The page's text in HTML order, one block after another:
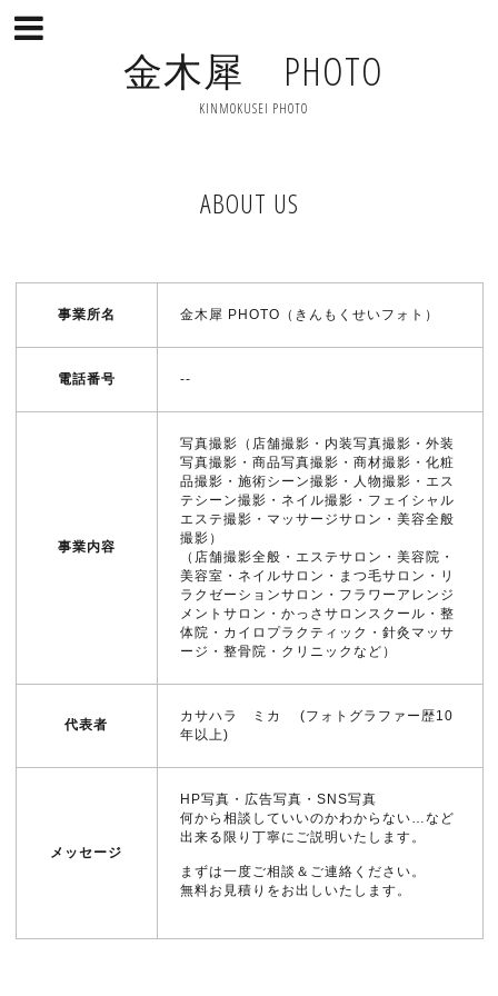
金木犀 PHOTO
KINMOKUSEI PHOTO
ABOUT US
事業所名 金木犀 PHOTO（きんもくせいフォト）
電話番号 --
事業内容
写真撮影（店舗撮影・内装写真撮影・外装
写真撮影・商品写真撮影・商材撮影・化粧
品撮影・施術シーン撮影・人物撮影・エス
テシーン撮影・ネイル撮影・フェイシャル
エステ撮影・マッサージサロン・美容全般
撮影）
（店舗撮影全般・エステサロン・美容院・
美容室・ネイルサロン・まつ毛サロン・リ
ラクゼーションサロン・フラワーアレンジ
メントサロン・かっさサロンスクール・整
体院・カイロプラクティック・針灸マッサ
ージ・整骨院・クリニックなど）
代表者
カサハラ ミカ (フォトグラファー歴10
年以上)
メッセージ
HP写真・広告写真・SNS写真
何から相談していいのかわからない…など
出来る限り丁寧にご説明いたします。
まずは一度ご相談＆ご連絡ください。
無料お見積りをお出しいたします。